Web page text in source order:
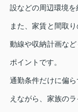
設などの周辺環境を
また、家賃と間取
動線や収納計画な
ポイントです。
通勤条件だけに偏
えながら、家族の